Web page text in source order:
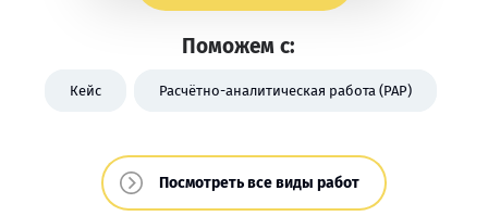
Поможем с:
Кейс Расчётно-аналитическая работа (РАР)
Посмотреть все виды работ